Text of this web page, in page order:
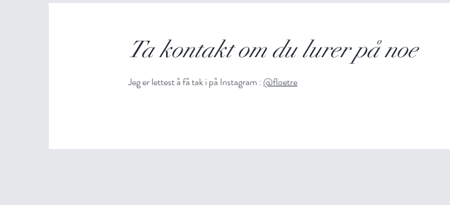
Ta kontakt om du lurer på noe
Jeg er lettest å få tak i på Instagram :@floetre